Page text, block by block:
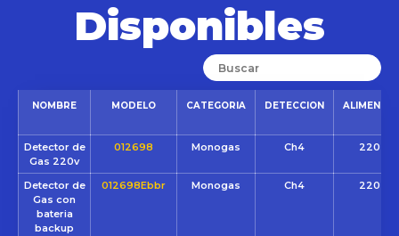
Disponibles
NOMBRE MODELO CATEGORIA DETECCION
Detector de
Gas 220v
012698 Monogas Ch4 220
Detector de
Gas con
bateria
backup
012698Ebbr Monogas Ch4 220